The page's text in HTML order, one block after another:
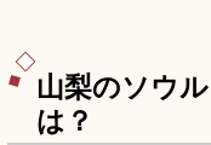
山梨のソウ
は？